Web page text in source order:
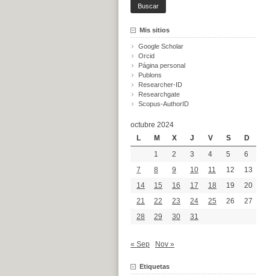
Mis sitios
Google Scholar
Orcid
Página personal
Publons
Researcher-ID
Researchgate
Scopus-AuthorID
octubre 2024
L
M X J V S
D
1
2 3 4 5
6
7
8 9 10 11 12
13
14
15 16 17 18 19
20
21
22 23 24 25 26
27
28
29 30 31
« Sep Nov »
Etiquetas